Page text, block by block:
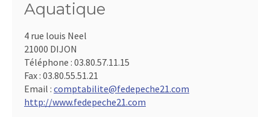
Aquatique
4 rue louis Neel
21000 DIJON
Téléphone : 03.80.57.11.15
Fax : 03.80.55.51.21
Email : comptabilite@fedepeche21.com
http://www.fedepeche21.com